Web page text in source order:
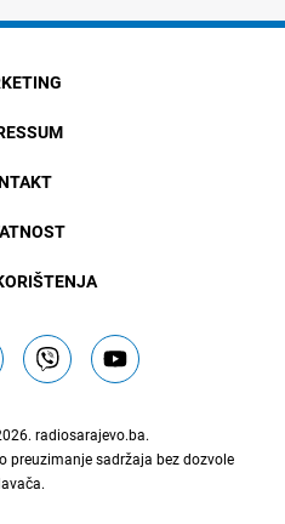
radiosarajevo.ba.
preuzimanje sadržaja bez dozvole